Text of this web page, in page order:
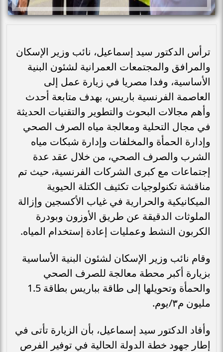
ترأس الدكتور سيد إسماعيل، نائب وزير الإسكان
والمرافق والمجتمعات العمرانية لشئون البنية
الأساسية، وفدا مصريا في زيارة عمل إلى
العاصمة الفرنسية باريس، بهدف متابعة أحدث
وأهم مجالات البحوث والتطوير والتقنيات الحديثة
في مجال التحلية ومعالجة مياه الصرف الصحي
وإدارة الحمأة والمخلفات وإدارة شبكات مياه
الشرب والصرف الصحي، من خلال عقد عدة
إجتماعات مع كبرى الشركات الفرنسية، حيث تم
مناقشة تكنولوجيات تكثيف الكتلة الحيوية
الميكانيكية والحرارية في غياب الأكسجين وإزالة
الملوثات الدقيقة عن طريق الأوزون وبودرة
الكربون النشط وعمليات إعادة إستخدام المياه.
وقام نائب وزير الإسكان لشئون البنية الأساسية
بزيارة أكبر محطة معالجة للصرف الصحي
والحمأة وتحويلها إلى طاقة بباريس بطاقة 1.5
مليون م٣/يوم.
وأفاد الدكتور سيد إسماعيل، بأن الزيارة تأتى في
إطار جهود خطة الدولة الحالية في توفير الفرص